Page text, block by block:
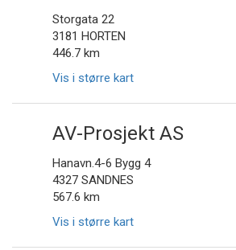
Storgata 22
3181 HORTEN
446.7 km
Vis i større kart
AV-Prosjekt AS
Hanavn.4-6 Bygg 4
4327 SANDNES
567.6 km
Vis i større kart